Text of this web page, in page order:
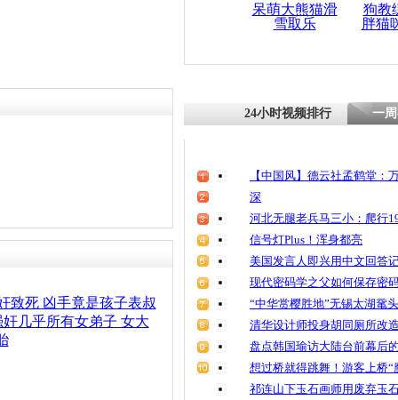
呆萌大熊猫滑
雪取乐
狗教
胖猫
致死 凶手竟是孩子表叔
几乎所有女弟子 女大
24小时视频排行 一
【中国风】德云社孟鹤堂：
深
河北无腿老兵马三小：爬行
信号灯Plus！浑身都亮
美国发言人即兴用中文回答
现代密码学之父如何保存
“中华赏樱胜地”无锡太湖鼋
清华设计师投身胡同厕所改
盘点韩国瑜访大陆台前幕后
想过桥就得跳舞！游客上桥“
祁连山下玉石画师用废弃玉